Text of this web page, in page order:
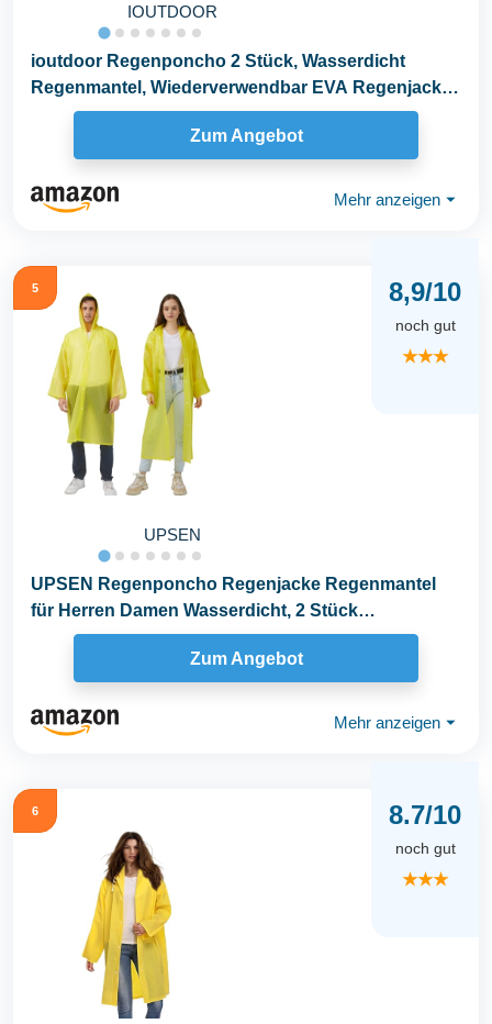
IOUTDOOR
ioutdoor Regenponcho 2 Stück, Wasserdicht
Regenmantel, Wiederverwendbar EVA Regenjacke,
mit Kapuze...
Zum Angebot
Mehr anzeigen ⏷
5
UPSEN
8,9/10
noch gut
★★★
UPSEN Regenponcho Regenjacke Regenmantel
für Herren Damen Wasserdicht, 2 Stück
Wiederverwendbar...
Zum Angebot
Mehr anzeigen ⏷
6 8.7/10
noch gut
★★★